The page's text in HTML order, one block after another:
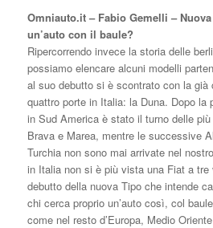
Omniauto.it – Fabio Gemelli –
un’auto con il baule?
Ripercorrendo invece la storia delle
possiamo elencare alcuni modelli
al suo debutto si è scontrato con la già
quattro porte in Italia: la Duna. Dopo la
in Sud America è stato il turno delle
Brava e Marea, mentre le successive
Turchia non sono mai arrivate nel
in Italia non si è più vista una Fiat a tre
debutto della nuova Tipo che intende
chi cerca proprio un’auto così, col
come nel resto d’Europa, Medio